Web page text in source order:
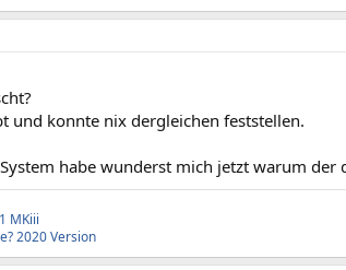
und konnte nix dergleichen feststellen.
habe wunderst mich jetzt warum der
MKiii
2020 Version